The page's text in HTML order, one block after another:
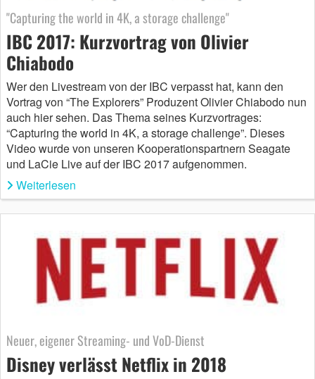
"Capturing the world in 4K, a storage challenge"
IBC 2017: Kurzvortrag von Olivier
Chiabodo
Wer den Livestream von der IBC verpasst hat, kann den
Vortrag von “The Explorers” Produzent Olivier Chiabodo nun
auch hier sehen. Das Thema seines Kurzvortrages:
“Capturing the world in 4K, a storage challenge”. Dieses
Video wurde von unseren Kooperationspartnern Seagate
und LaCie Live auf der IBC 2017 aufgenommen.
Weiterlesen
Neuer, eigener Streaming- und VoD-Dienst
Disney verlässt Netflix in 2018